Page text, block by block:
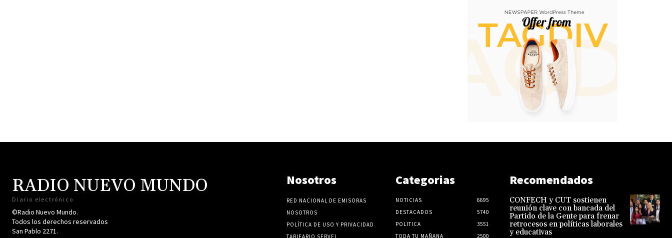
RADIO NUEVO MUNDO
Diario electrónico
©Radio Nuevo Mundo.
Todos los derechos reservados
San Pablo 2271.
Nosotros
RED NACIONAL DE EMISORAS
NOSOTROS
POLÍTICA DE USO Y PRIVACIDAD
TARIFARIO SERVEL
Categorias
NOTICIAS
6695
DESTACADOS
5740
POLITICA
3551
TODA TU MAÑANA
2500
Recomendados
CONFECH y CUT sostienen
reunión clave con bancada del
Partido de la Gente para frenar
retrocesos en políticas laborales
y educativas